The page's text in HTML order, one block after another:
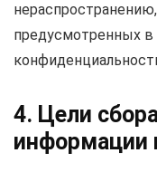
предусмотренных в
4. Цели
информации